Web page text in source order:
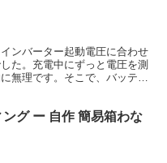
ンバーター起動電圧に合わせ
た。充電中にずっと電圧を測
無理です。そこで、バッテリ
グ ー 自作 簡易箱わな